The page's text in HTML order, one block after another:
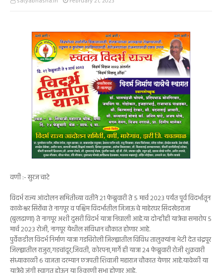
वणी :- सुरज चाटे
विदर्भ राज्य आंदोलन समितीच्या वतीने २१ फेब्रुवारी ते ५ मार्च २०२३ पर्यंत पूर्व विदर्भातून
काळेश्वर सिरोंचा ते नागपूर व पश्चिम विदर्भातील जिजाऊ चे माहेरघर सिंदखेडराजा
(बुलढाणा) ते नागपूर अशी दुसरी विदर्भ यात्रा निघाली आहे.या दोन्हीही यात्रेचा समारोप ५
मार्च २०२३ रोजी, नागपूर येथील संविधान चौकात होणार आहे.
पुर्वेकडील विदर्भ निर्माण यात्रा गडचिरोली जिल्ह्यातील विविध तालुक्यांना भेटी देत चंद्रपूर
जिल्ह्यातील राजुरा,गडचांदूर,जिवती, कोरपना,मार्गे ही यात्रा २४ फेब्रुवारी रोजी शुक्रवारी
संध्याकाळी ६ वाजता दरम्यान छत्रपती शिवाजी महाराज चौकात येणार आहे.यावेळी या